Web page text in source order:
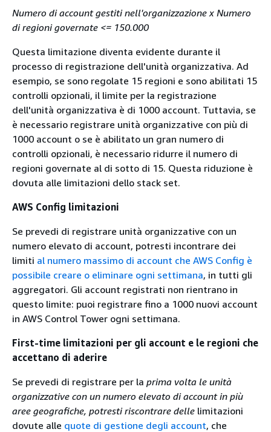
Numero di account gestiti nell'organizzazione x Numero
di regioni governate <= 150.000
Questa limitazione diventa evidente durante il
processo di registrazione dell'unità organizzativa. Ad
esempio, se sono regolate 15 regioni e sono abilitati 15
controlli opzionali, il limite per la registrazione
dell'unità organizzativa è di 1000 account. Tuttavia, se
è necessario registrare unità organizzative con più di
1000 account o se è abilitato un gran numero di
controlli opzionali, è necessario ridurre il numero di
regioni governate al di sotto di 15. Questa riduzione è
dovuta alle limitazioni dello stack set.
AWS Config limitazioni
Se prevedi di registrare unità organizzative con un
numero elevato di account, potresti incontrare dei
limiti al numero massimo di account che AWS Config è
possibile creare o eliminare ogni settimana, in tutti gli
aggregatori. Gli account registrati non rientrano in
questo limite: puoi registrare fino a 1000 nuovi account
in AWS Control Tower ogni settimana.
First-time limitazioni per gli account e le regioni che
accettano di aderire
Se prevedi di registrare per la prima volta le unità
organizzative con un numero elevato di account in più
aree geografiche, potresti riscontrare delle limitazioni
dovute alle quote di gestione degli account, che